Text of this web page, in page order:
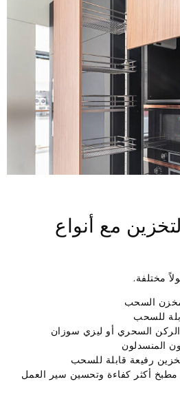
مع أنواع
مختلفة.
السحب
للسحب
الركن السحري أو ليزي سوزان
المنسدلون
رفيعة قابلة للسحب
مطبخ أكثر كفاءة وتحسين سير العمل